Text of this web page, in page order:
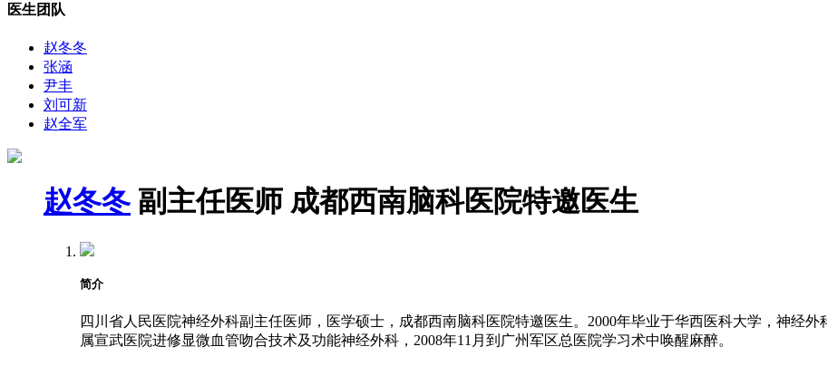
医生团队
赵冬冬
张涵
尹丰
刘可新
赵全军
赵冬冬 副主任医师 成都西南脑科医院特邀医生
简介
四川省人民医院神经外科副主任医师，医学硕士，成都西南脑科医院特邀医生。2000年毕业于华西医科大学，神经
属宣武医院进修显微血管吻合技术及功能神经外科，2008年11月到广州军区总医院学习术中唤醒麻醉。